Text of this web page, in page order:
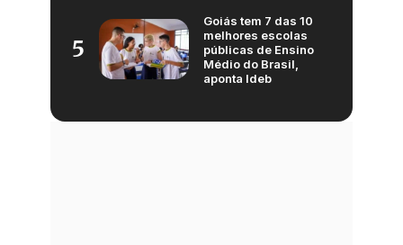
5
Goiás tem 7 das 10
melhores escolas
públicas de Ensino
Médio do Brasil,
aponta Ideb